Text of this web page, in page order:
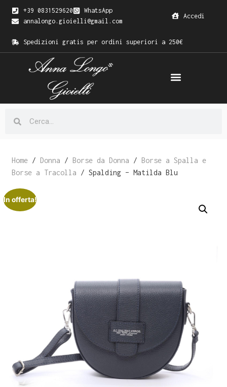
+39 0831529620
WhatsApp
annalongo.gioielli@gmail.com
Accedi
Spedizioni gratis per ordini superiori a 250€
Home / Donna / Borse da Donna / Borse a Spalla e
Borse a Tracolla / Spalding – Matilda Blu
In offerta!